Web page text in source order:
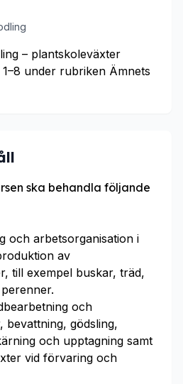
– plantskoleväxter
under rubriken Ämnets
ska behandla följande
och arbetsorganisation i
av
till exempel buskar, träd,
och
bevattning, gödsling,
och upptagning samt
vid förvaring och